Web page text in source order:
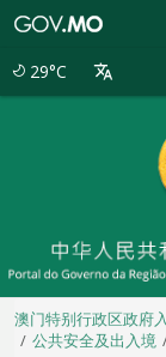
29°C
澳门特别行政区政府
公共安全及出入境